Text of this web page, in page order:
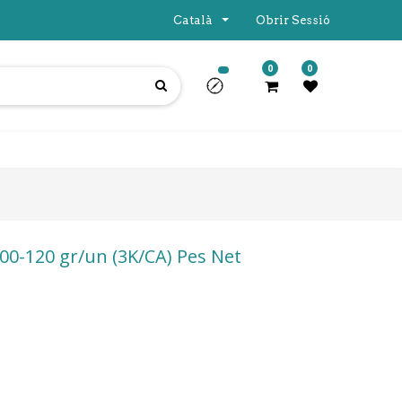
Català Obrir Sessió
0 0
120 gr/un (3K/CA) Pes Net